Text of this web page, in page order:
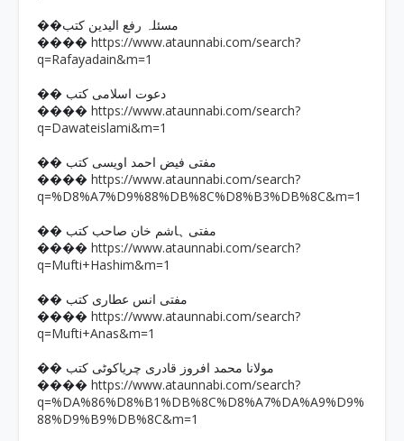
��مسئلہ رفع الیدین کتب
���� https://www.ataunnabi.com/search?
q=Rafayadain&m=1
�� دعوت اسلامی کتب
���� https://www.ataunnabi.com/search?
q=Dawateislami&m=1
�� مفتی فیض احمد اویسی کتب
���� https://www.ataunnabi.com/search?
q=%D8%A7%D9%88%DB%8C%D8%B3%DB%8C&m=1
�� مفتی ہاشم خان صاحب کتب
���� https://www.ataunnabi.com/search?
q=Mufti+Hashim&m=1
�� مفتی انس عطاری کتب
���� https://www.ataunnabi.com/search?
q=Mufti+Anas&m=1
�� مولانا محمد افروز قادری چریاکوٹی کتب
���� https://www.ataunnabi.com/search?
q=%DA%86%D8%B1%DB%8C%D8%A7%DA%A9%D9%
88%D9%B9%DB%8C&m=1